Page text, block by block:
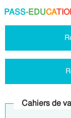
PASS-EDUCA
Cahiers de